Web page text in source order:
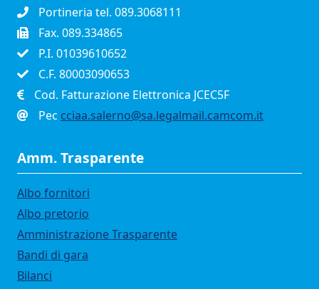
Portineria tel. 089.3068111
Fax. 089.334865
P.I. 01039610652
C.F. 80003090653
Cod. Fatturazione Elettronica JCEC5F
Pec cciaa.salerno@sa.legalmail.camcom.it
Amm. Trasparente
Albo fornitori
Albo pretorio
Amministrazione Trasparente
Bandi di gara
Bilanci